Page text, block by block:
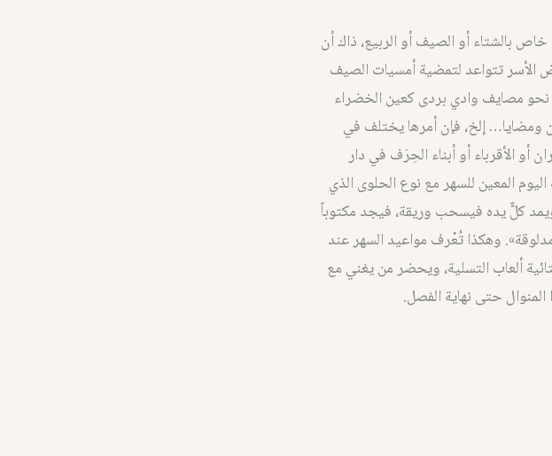
بالشتاء أو الصيف أو الربيع، ذاك أن
الأسر تتواعد لتمضية أمسيات الصيف
نحو مصايف وادي بردى كعين الخضراء
ومضايا… إلخ، فإن أمرها يختلف في
أو الأقرباء أو أبناء الحِرَف في دار
المعين للسهر مع نوع الحلوى الذي
كلٌّ يده فيسحب وريقة، فيجد مكتوباً
كنافة مدلوقة». وهكذا تُعْرف مواعيد السهر عند
ألعاب التسلية، ويحضر من يغني مع
المنوال حتى نهاية الفصل.